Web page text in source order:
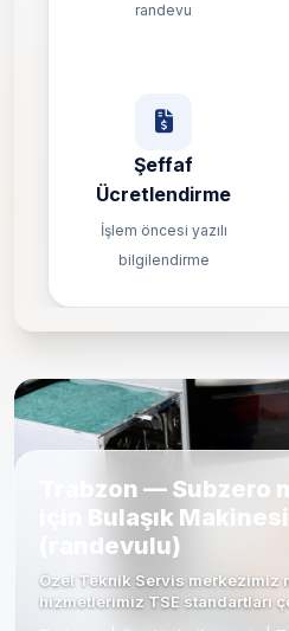
randevu
Şeffaf
Ücretlendirme
İşlem öncesi yazılı
bilgilendirme
Trabzon — Subzero
için Bulaşık
(randevulu)
Özel Teknik Servis merkezimiz
hizmetlerimiz TSE standartları